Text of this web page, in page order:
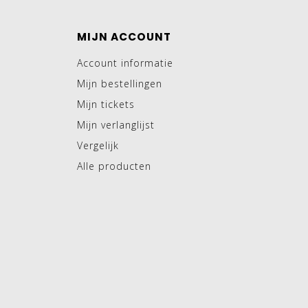
MIJN ACCOUNT
Account informatie
Mijn bestellingen
Mijn tickets
Mijn verlanglijst
Vergelijk
Alle producten